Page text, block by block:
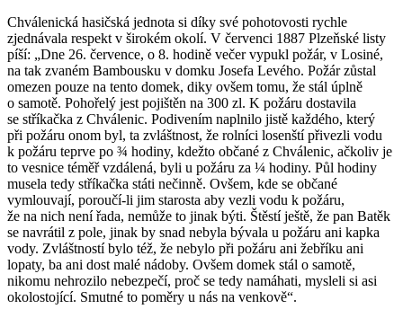
Chválenická hasičská jednota si díky své pohotovosti rychle
zjednávala respekt v širokém okolí. V červenci 1887 Plzeňské listy
píší: „Dne 26. července, o 8. hodině večer vypukl požár, v Losiné,
na tak zvaném Bambousku v domku Josefa Levého. Požár zůstal
omezen pouze na tento domek, diky ovšem tomu, že stál úplně
o samotě. Pohořelý jest pojištěn na 300 zl. K požáru dostavila
se stříkačka z Chválenic. Podivením naplnilo jistě každého, který
při požáru onom byl, ta zvláštnost, že rolníci losenští přivezli vodu
k požáru teprve po ¾ hodiny, kdežto občané z Chválenic, ačkoliv je
to vesnice téměř vzdálená, byli u požáru za ¼ hodiny. Půl hodiny
musela tedy stříkačka státi nečinně. Ovšem, kde se ob­čané
vymlouvají, poroučí-li jim starosta aby vezli vodu k požáru,
že na nich není řada, nemůže to jinak býti. Štěstí ještě, že pan Batěk
se navrátil z pole, jinak by snad nebyla bývala u požáru ani kapka
vody. Zvláštností bylo též, že nebylo při požáru ani žebříku ani
lopaty, ba ani dost malé nádoby. Ovšem domek stál o samotě,
nikomu nehrozilo nebezpečí, proč se tedy namáhati, mysleli si asi
okolostojící. Smutné to poměry u nás na venkově“.